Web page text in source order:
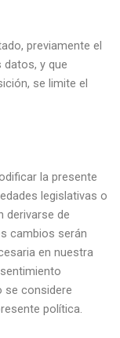
previamente el
y que
se limite el
la presente
legislativas o
derivarse de
cambios serán
en nuestra
se considere
política.